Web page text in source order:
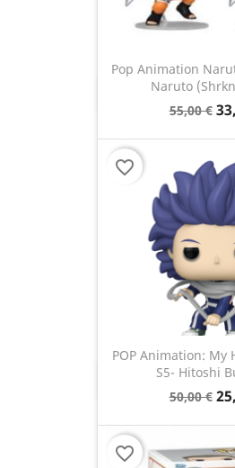
Pop Animation
Naruto
55,00 €

POP Animation: My
S5- Hitoshi
50,00 €

favorite_border
favorite_border